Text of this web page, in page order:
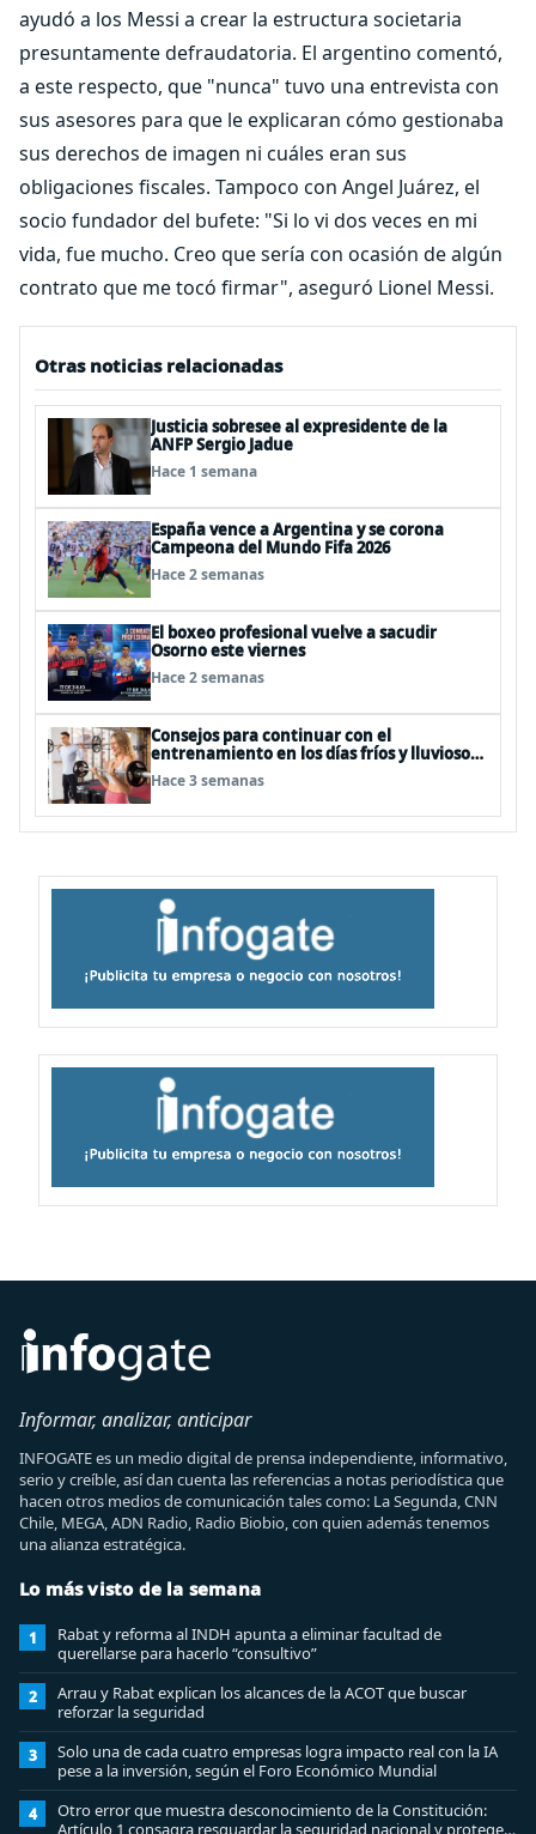
ayudó a los Messi a crear la estructura societaria
presuntamente defraudatoria. El argentino comentó,
a este respecto, que "nunca" tuvo una entrevista con
sus asesores para que le explicaran cómo gestionaba
sus derechos de imagen ni cuáles eran sus
obligaciones fiscales. Tampoco con Angel Juárez, el
socio fundador del bufete: "Si lo vi dos veces en mi
vida, fue mucho. Creo que sería con ocasión de algún
contrato que me tocó firmar", aseguró Lionel Messi.
Otras noticias relacionadas
Justicia sobresee al expresidente de la
ANFP Sergio Jadue
Hace 1 semana
España vence a Argentina y se corona
Campeona del Mundo Fifa 2026
Hace 2 semanas
El boxeo profesional vuelve a sacudir
Osorno este viernes
Hace 2 semanas
Consejos para continuar con el
entrenamiento en los días fríos y lluviosos
de invierno
Hace 3 semanas
Informar, analizar, anticipar
INFOGATE es un medio digital de prensa independiente, informativo,
serio y creíble, así dan cuenta las referencias a notas periodística que
hacen otros medios de comunicación tales como: La Segunda, CNN
Chile, MEGA, ADN Radio, Radio Biobio, con quien además tenemos
una alianza estratégica.
Lo más visto de la semana
1
Rabat y reforma al INDH apunta a eliminar facultad de
querellarse para hacerlo “consultivo”
2
Arrau y Rabat explican los alcances de la ACOT que buscar
reforzar la seguridad
3
Solo una de cada cuatro empresas logra impacto real con la IA
pese a la inversión, según el Foro Económico Mundial
4
Otro error que muestra desconocimiento de la Constitución:
Artículo 1 consagra resguardar la seguridad nacional y proteger